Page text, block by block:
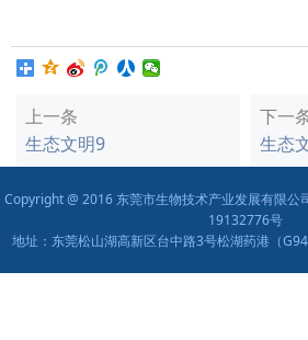
上一条
生态文明9
下一
生态
Copyright @ 2016 东莞市生物技术产业发展有限公
19132776号
地址：东莞松山湖高新区台中路3号松湖药港（